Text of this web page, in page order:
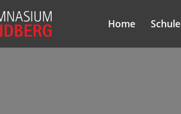
Home Schule